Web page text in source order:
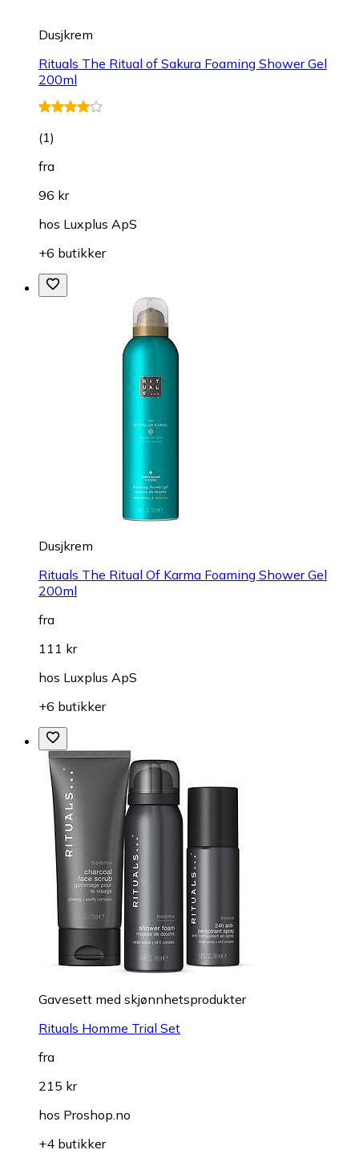
Dusjkrem
Rituals The Ritual of Sakura Foaming Shower Gel
200ml
(1)
fra
96 kr
hos Luxplus ApS
+6 butikker
Dusjkrem
Rituals The Ritual Of Karma Foaming Shower Gel
200ml
fra
111 kr
hos Luxplus ApS
+6 butikker
Gavesett med skjønnhetsprodukter
Rituals Homme Trial Set
fra
215 kr
hos Proshop.no
+4 butikker